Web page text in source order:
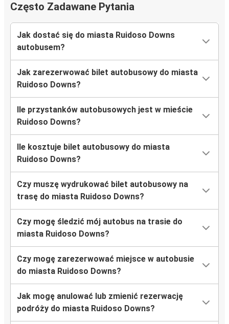
Często Zadawane Pytania
Jak dostać się do miasta Ruidoso Downs
autobusem?
Jak zarezerwować bilet autobusowy do miasta
Ruidoso Downs?
Ile przystanków autobusowych jest w mieście
Ruidoso Downs?
Ile kosztuje bilet autobusowy do miasta
Ruidoso Downs?
Czy muszę wydrukować bilet autobusowy na
trasę do miasta Ruidoso Downs?
Czy mogę śledzić mój autobus na trasie do
miasta Ruidoso Downs?
Czy mogę zarezerwować miejsce w autobusie
do miasta Ruidoso Downs?
Jak mogę anulować lub zmienić rezerwację
podróży do miasta Ruidoso Downs?